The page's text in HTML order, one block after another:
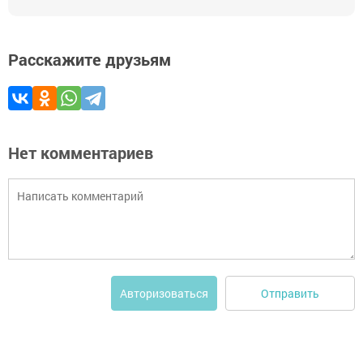
Расскажите друзьям
Нет комментариев
Авторизоваться Отправить